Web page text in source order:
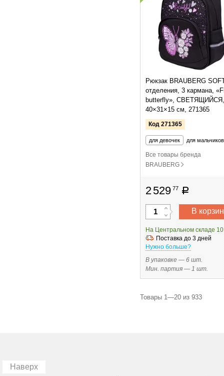
Рюкзак BRAUBERG
отделения, 3 кармана,
butterfly», СВЕТЯЩИЙСЯ,
40×31×15 см, 271365
Код 271365
для девочек для мальчиков
Все товары бренда
BRAUBERG
2 529 77 руб
В
На Центральном складе
Поставка до 3 дней
Нужно больше?
В упаковке — 6 шт.
Мин. партия — 1 шт.
Товары 1—20 из 933
Наверх